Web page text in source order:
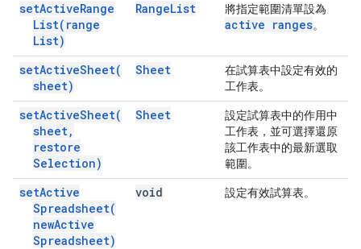
setActiveRange
List( range
List)
RangeList 將指定範圍清單設為
active ranges。
setActiveSheet(
sheet)
Sheet
在試算表中設定有效的
工作表。
setActiveSheet(
sheet,
restore
Selection)
Sheet
設定試算表中的作用中
工作表，並可選擇還原
該工作表中的最新選取
範圍。
setActive
Spreadsheet(
newActive
Spreadsheet)
void 設定有效試算表。